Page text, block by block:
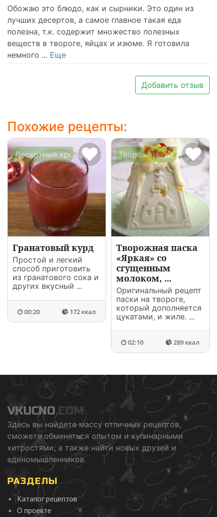
Обожаю это блюдо, как и сырники. Это один из
лучших десертов, а самое главное такая еда
полезна, т.к. содержит множество полезных
веществ в твороге, яйцах и изюме. Я готовила
немного ... Еще
Добавить отзыв
Похожие рецепты:
Десертные крема
Гранатовый курд
Простой и легкий
способ приготовить
из гранатового сока и
других вкусный ...
00:20 172 ккал
Творожные десерты
Творожная паска
«Яркая» со
сгущенным
молоком, ...
Оригинальный рецепт
паски на твороге,
который дополняется
цукатами, и жиле. ...
02:10 289 ккал
VKUCNO.COM
Здесь вы найдете массу отличных рецептов,
сможете обменяться опытом и кулинарными
хитростями, а также найти новых друзей и
единомышленников.
РАЗДЕЛЫ
Каталог рецептов
О проекте